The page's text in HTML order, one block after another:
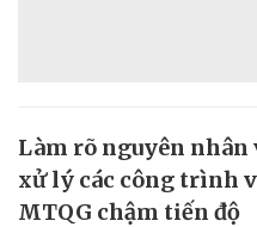
Làm rõ nguyên nhân
xử lý các công trình
MTQG chậm tiến độ